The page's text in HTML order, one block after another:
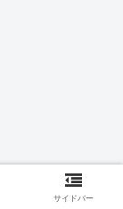
サイドバー